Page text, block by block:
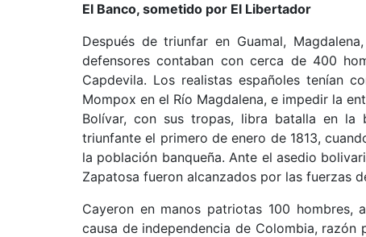
El Banco, sometido por El Libertador
Después de triunfar en Guamal,
defensores contaban con cerca de 400
Capdevila. Los realistas españoles tenían
Mompox en el Río Magdalena, e impedir la
Bolívar, con sus tropas, libra batalla en la
triunfante el primero de enero de 1813,
la población banqueña. Ante el asedio
Zapatosa fueron alcanzados por las fuerzas
Cayeron en manos patriotas 100 hombres,
causa de independencia de Colombia,